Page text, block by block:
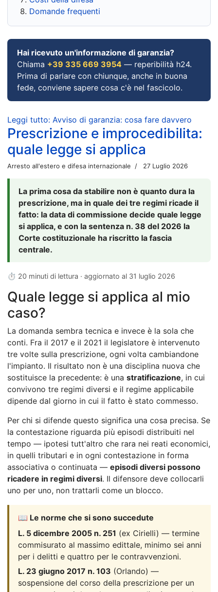
Domande frequenti
Hai ricevuto un'informazione di garanzia?
Chiama +39 335 669 3954 — reperibilità h24.
Prima di parlare con chiunque, anche in buona
fede, conviene sapere cosa c'è nel fascicolo.
Leggi tutto: Avviso di garanzia: cosa fare davvero
Prescrizione e improcedibilita:
quale legge si applica
Arresto all'estero e difesa internazionale 27 Luglio 2026
La prima cosa da stabilire non è quanto dura la
prescrizione, ma in quale dei tre regimi ricade il
fatto: la data di commissione decide quale legge
si applica, e con la sentenza n. 38 del 2026 la
Corte costituzionale ha riscritto la fascia
centrale.
⏱ 20 minuti di lettura · aggiornato al 31 luglio 2026
Quale legge si applica al mio
caso?
La domanda sembra tecnica e invece è la sola che
conti. Fra il 2017 e il 2021 il legislatore è intervenuto
tre volte sulla prescrizione, ogni volta cambiandone
l'impianto. Il risultato non è una disciplina nuova che
sostituisce la precedente: è una stratificazione, in cui
convivono tre regimi diversi e il regime applicabile
dipende dal giorno in cui il fatto è stato commesso.
Per chi si difende questo significa una cosa precisa. Se
la contestazione riguarda più episodi distribuiti nel
tempo — ipotesi tutt'altro che rara nei reati economici,
in quelli tributari e in ogni contestazione in forma
associativa o continuata — episodi diversi possono
ricadere in regimi diversi. Il difensore deve collocarli
uno per uno, non trattarli come un blocco.
📖 Le norme che si sono succedute
L. 5 dicembre 2005 n. 251 (ex Cirielli) — termine
commisurato al massimo edittale, minimo sei anni
per i delitti e quattro per le contravvenzioni.
L. 23 giugno 2017 n. 103 (Orlando) —
sospensione del corso della prescrizione per un